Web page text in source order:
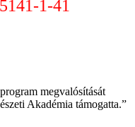
1-41
megvalósítását
Akadémia támogatta.”